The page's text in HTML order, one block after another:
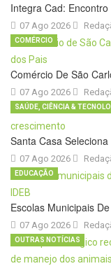
Integra Cad:
07 Ago 2026
Comércio De São
07 Ago 2026
COMÉRCIO
Santa Casa
07 Ago 2026
SAÚDE, CIÊNCIA &
Escolas Municipais
07 Ago 2026
EDUCAÇÃO
OUTRAS NOTÍCIAS